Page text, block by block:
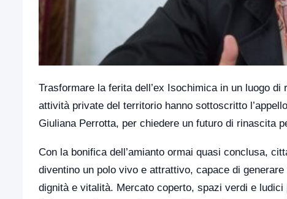
Trasformare la ferita dell’ex Isochimica in un luogo
attività private del territorio hanno sottoscritto
Giuliana Perrotta, per chiedere un futuro di rinascita
Con la bonifica dell’amianto ormai quasi conclusa,
diventino un polo vivo e attrattivo, capace di generare
dignità e vitalità. Mercato coperto, spazi verdi e